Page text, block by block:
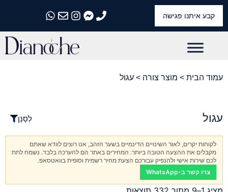
קבע איתנו פגישה
התקשרו אלינו
התקשרו אלינו
התקשרו אלינו
התקשרו אלינו
התקשרו אלינו
עמוד הבית > מוצר צורה > עגול
לְסַנֵן עגול
לקוחות יקרים, לאור השינויים הדינמיים בשער הזהב, אנו רוצים לוודא שאתם
מקבלים את ההצעה הטובה ביותר. המחירים באתר הם להערכה בלבד. נשמח לתת
לכם שירות אישי ולהנפיק עבורכם הצעת מחיר רשמית וסופית בוואטסאפ.
צרו קשר ב-WhatsApp